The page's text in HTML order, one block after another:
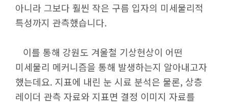
아니라 그보다 훨씬 작은 구름 입자의 미세물리적
특성까지 관측했습니다.
이를 통해 강원도 겨울철 기상현상이 어떤
미세물리 메커니즘을 통해 발생하는지 알아내고자
했는데요. 지표에 내린 눈 시료 분석은 물론, 상층
레이더 관측 자료와 지표면 결정 이미지 자료를